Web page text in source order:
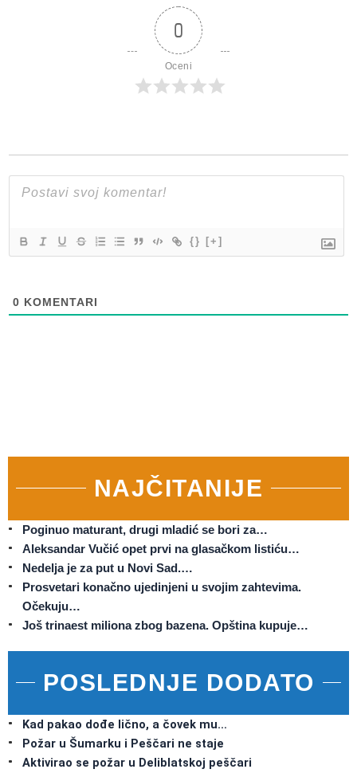
0
Oceni
{} [+]
0 KOMENTARI
NAJČITANIJE
Poginuo maturant, drugi mladić se bori za…
Aleksandar Vučić opet prvi na glasačkom listiću…
Nedelja je za put u Novi Sad.…
Prosvetari konačno ujedinjeni u svojim zahtevima.
Očekuju…
Još trinaest miliona zbog bazena. Opština kupuje…
POSLEDNJE DODATO
Kad pakao dođe lično, a čovek mu…
Požar u Šumarku i Peščari ne staje
Aktivirao se požar u Deliblatskoj peščari